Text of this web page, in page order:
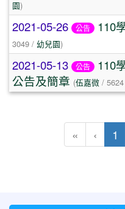
園)
2021-05-26 公告 110
3049 / 幼兒園)
2021-05-13 公告
110
公告及簡章 (伍嘉微 /
« ‹ 1